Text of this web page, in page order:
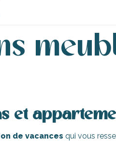
et
de vacances qui vous